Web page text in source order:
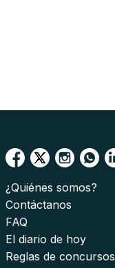
¿Quiénes somos?
Contáctanos
FAQ
El diario de hoy
Reglas de concursos